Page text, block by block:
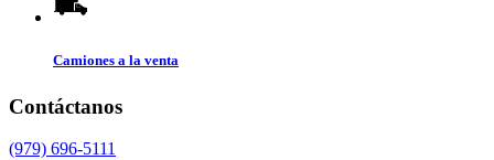
Camiones a la venta
Contáctanos
(979) 696-5111